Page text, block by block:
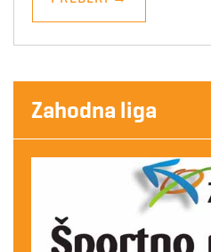
Zahodna liga